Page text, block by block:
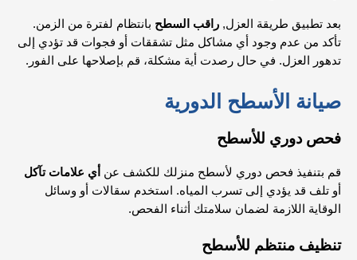
بعد تطبيق طريقة العزل, راقب السطح بانتظام لفترة من الزمن.
تأكد من عدم وجود أي مشاكل مثل تشققات أو فجوات قد تؤدي إلى
تدهور العزل. في حال رصدت أية مشكلة، قم بإصلاحها على الفور.
صيانة الأسطح الدورية
فحص دوري للأسطح
قم بتنفيذ فحص دوري لأسطح منزلك للكشف عن أي علامات تآكل
أو تلف قد يؤدي إلى تسرب المياه. استخدم سقالات أو وسائل
الوقاية اللازمة لضمان سلامتك أثناء الفحص.
تنظيف منتظم للأسطح